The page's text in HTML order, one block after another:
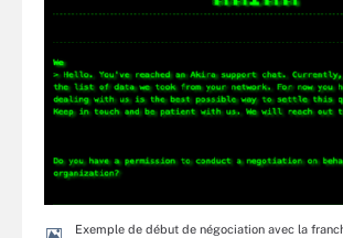
Exemple de début de négociation avec la